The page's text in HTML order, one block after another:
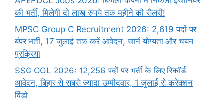
की भर्ती, मिलेगी दो लाख रुपये तक महीने की सैलरी!
MPSC Group C Recruitment 2026: 2,619 पदों पर
बंपर भर्ती, 17 जुलाई तक करें आवेदन, जानें योग्यता और चयन
प्रक्रिया
SSC CGL 2026: 12,256 पदों पर भर्ती के लिए रिकॉर्ड
आवेदन, बिहार से सबसे ज्यादा उम्मीदवार, 1 जुलाई से करेक्शन
विंडो